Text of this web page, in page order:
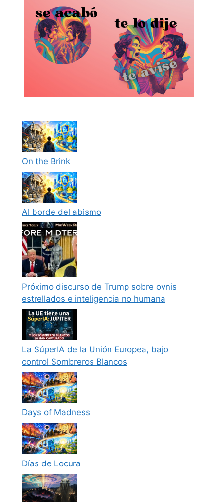
On the Brink
Al borde del abismo
Próximo discurso de Trump sobre ovnis
estrellados e inteligencia no humana
La SúperIA de la Unión Europea, bajo
control Sombreros Blancos
Days of Madness
Días de Locura